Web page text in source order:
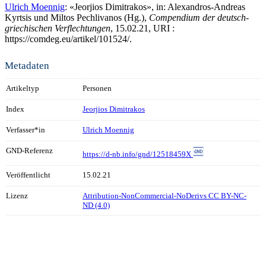
Ulrich Moennig: «Jeorjios Dimitrakos», in: Alexandros-Andreas
Kyrtsis und Miltos Pechlivanos (Hg.), Compendium der deutsch-
griechischen Verflechtungen, 15.02.21, URI :
https://comdeg.eu/artikel/101524/.
Metadaten
Artikeltyp Personen
Index Jeorjios Dimitrakos
Verfasser*in Ulrich Moennig
GND-Referenz https://d-nb.info/gnd/12518459X
Veröffentlicht 15.02.21
Lizenz
Attribution-NonCommercial-NoDerivs CC BY-NC-
ND (4.0)